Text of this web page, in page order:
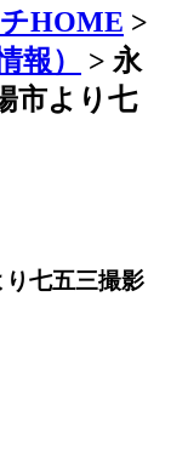
HOME >
報）
> 永
市より七
七五三撮影